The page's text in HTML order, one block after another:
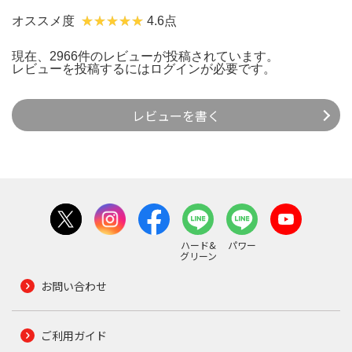
オススメ度 4.6点
現在、2966件のレビューが投稿されています。
レビューを投稿するには ログインが必要です。
レビューを書く
ハード&
グリーン
パワー
お問い合わせ
ご利用ガイド